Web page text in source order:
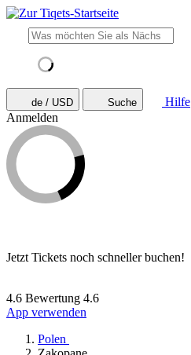
de / USD Suche
Hilfe
Anmelden
Jetzt Tickets noch schneller buchen!
4.6 Bewertung 4.6
App verwenden
Polen